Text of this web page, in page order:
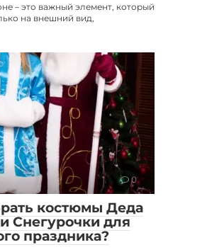
– это важный элемент, который
на внешний вид,
0
костюмы Деда
Снегурочки для
праздника?